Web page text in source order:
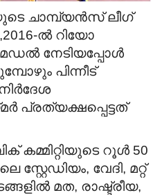
ചാമ്പ്യന്‍സ് ലീഗ്
ല്‍ റിയോ
നേടിയപ്പോള്‍
പിന്നീട്
പ്രത്യക്ഷപ്പെട്ടത്
കമ്മിറ്റിയുടെ റൂള്‍ 50
സ്റ്റേഡിയം, വേദി, മറ്റ്
മത, രാഷ്ട്രീയ,